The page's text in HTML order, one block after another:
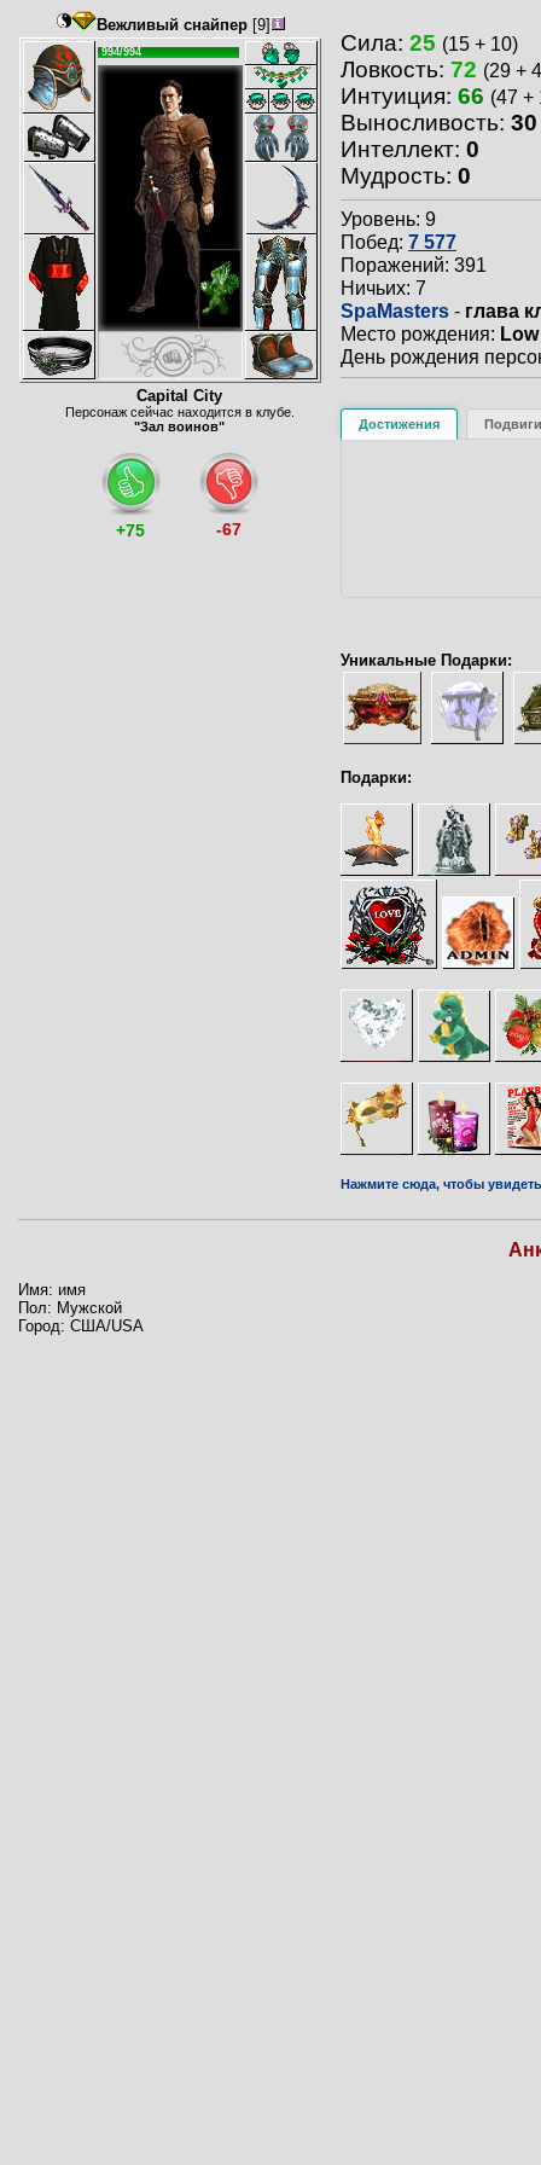
Вежливый снайпер[9]
994/994
Capital City
Персонаж сейчас находится в клубе.
"Зал воинов"
+75 -67
Сила: 25 (15 + 10)
Ловкость: 72 (29 +
Интуиция: 66 (47 +
Выносливость: 30
Интеллект: 0
Мудрость: 0
Уровень: 9
Побед: 7 577
Поражений: 391
Ничьих: 7
SpaMasters - глава
Место рождения:
День рождения
Достижения Подвиги
Уникальные Подарки:
Подарки:
Нажмите сюда, чтобы
Имя: имя
Пол: Мужской
Город: США/USA